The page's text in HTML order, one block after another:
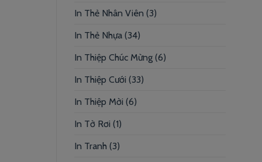
In Thẻ Nhân Viên (3)
In Thẻ Nhựa (34)
In Thiệp Chúc Mừng (6)
In Thiệp Cưới (33)
In Thiệp Mời (6)
In Tờ Rơi (1)
In Tranh (3)